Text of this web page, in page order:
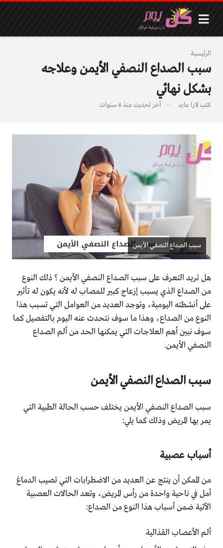
الرئيسية
سبب الصداع النصفي الأيمن وعلاجه
بشكل نهائي
كتبلارا عابد آخر تحديث منذ 4 سنوات
سبب الصداع النصفي الأيمن
هل تريد التعرف على سبب الصداع النصفي الأيمن ؟ ذلك النوع
من الصداع الذي يسبب إزعاج كبير للمصاب له لأنه يكون له تأثير
على أنشطته اليومية، وتوجد العديد من العوامل التي تسبب هذا
النوع من الصداع، وهذا ما سوف نتحدث عنه اليوم بالتفصيل كما
سوف نبين أهم العلاجات التي يمكنها الحد من ألم الصداع
النصفي الأيمن.
سبب الصداع النصفي الأيمن
سبب الصداع النصفي الأيمن يختلف حسب الحالة الطبية التي
يمر بها المريض وذلك كما يلي:
أسباب عصبية
من الممكن أن ينتج عن العديد من الاضطرابات التي تصيب الدماغ
أمل في ناحية واحدة من رأس المريض، وتعد الحالات العصبية
الآتية ضمن أسباب هذا النوع من الصداع:
ألم الأعصاب القذالية